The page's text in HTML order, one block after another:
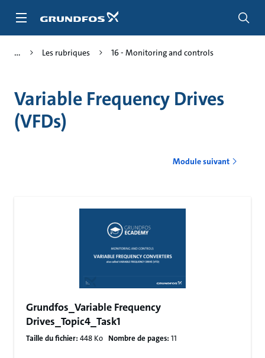
Les rubriques 16 - Monitoring and controls
Variable Frequency Drives
(VFDs)
Module suivant
Grundfos_Variable Frequency
Drives_Topic4_Task1
Taille du fichier: 448 Ko Nombre de pages: 11